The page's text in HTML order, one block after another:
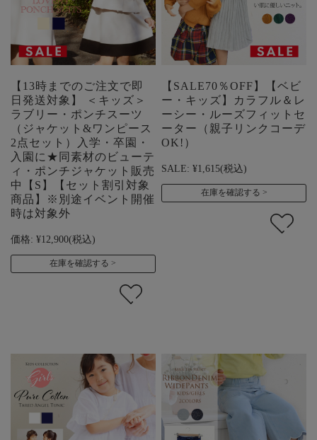
【13時までのご注文で即
日発送対象】 ＜キッズ＞
ラブリー・ポンチスーツ
（ジャケット&ワンピース
2点セット）入学・卒園・
入園に★同素材のビューテ
ィ・ポンチジャケット販売
中【S】【セット割引対象
商品】※別途イベント開催
時は対象外
価格: ¥12,900(税込)
在庫を確認する
【SALE70％OFF】【ベビ
ー・キッズ】カラフル＆レ
ーシー・ルーズフィットセ
ーター（親子リンクコーデ
OK!）
SALE: ¥1,615(税込)
在庫を確認する